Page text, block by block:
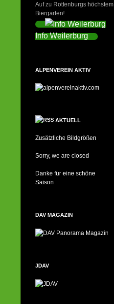
Auf zu Rottenburgs höchstem
Biergarten!
Info Weilerburg
ALPENVEREIN AKTIV
AKTUELL
Zusätzliche Bildgrößen
Sorry, we are closed
Danke für eine schöne
Saison
DAV MAGAZIN
JDAV